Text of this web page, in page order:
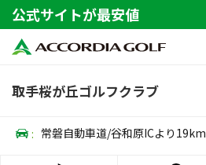
公式サイトが最安値
取手桜が丘ゴルフクラブ
: 常磐自動車道/谷和原ICより19km